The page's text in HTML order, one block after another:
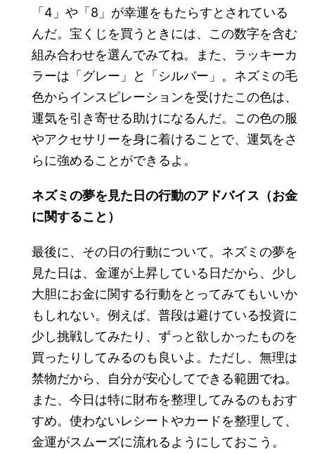
「4」や「8」が幸運をもたらすとされている
んだ。宝くじを買うときには、この数字を含む
組み合わせを選んでみてね。また、ラッキーカ
ラーは「グレー」と「シルバー」。ネズミの毛
色からインスピレーションを受けたこの色は、
運気を引き寄せる助けになるんだ。この色の服
やアクセサリーを身に着けることで、運気をさ
らに強めることができるよ。
ネズミの夢を見た日の行動のアドバイス（お金
に関すること）
最後に、その日の行動について。ネズミの夢を
見た日は、金運が上昇している日だから、少し
大胆にお金に関する行動をとってみてもいいか
もしれない。例えば、普段は避けている投資に
少し挑戦してみたり、ずっと欲しかったものを
買ったりしてみるのも良いよ。ただし、無理は
禁物だから、自分が安心してできる範囲でね。
また、今日は特に財布を整理してみるのもおす
すめ。使わないレシートやカードを整理して、
金運がスムーズに流れるようにしておこう。